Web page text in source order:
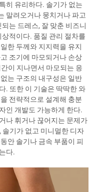
히 유리하다. 솔기가 없는
말려오거나 뭉치거나 파고
는 드레스, 잘 맞춘 비즈니
적이다. 품질 관리 절차를
한 두께와 지지력을 유지
조기에 마모되거나 손상
이 지나면서 마모되는 응
는 구조의 내구성은 일반
. 또한 이 기술은 딱딱한 와
전략적으로 설계해 충분
인 개발도 가능하게 한다.
나 휘거나 끊어지는 문제가
기가 없고 미니멀한 디자
안 솔기나 금속 부품이 피
다.